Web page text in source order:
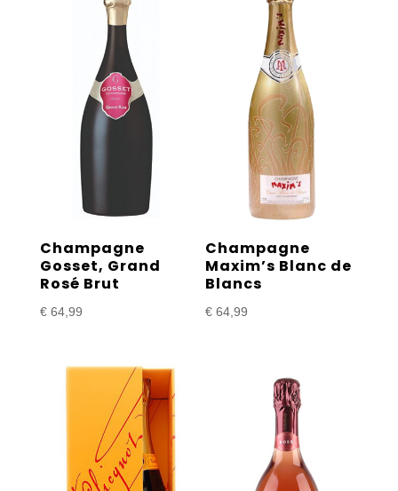
Champagne
Gosset, Grand
Rosé Brut
€64,99
Champagne
Maxim’s Blanc de
Blancs
€ 64,99